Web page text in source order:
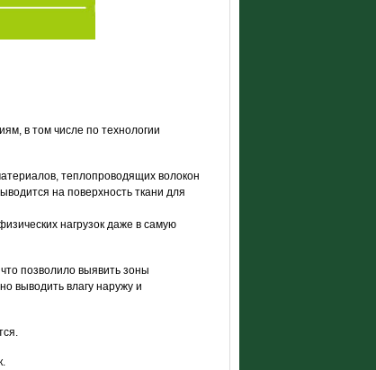
в том числе по технологии
теплопроводящих волокон
на поверхность ткани для
нагрузок даже в самую
позволило выявить зоны
выводить влагу наружу и